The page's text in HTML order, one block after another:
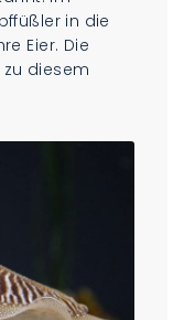
in die
Eier. Die
diesem